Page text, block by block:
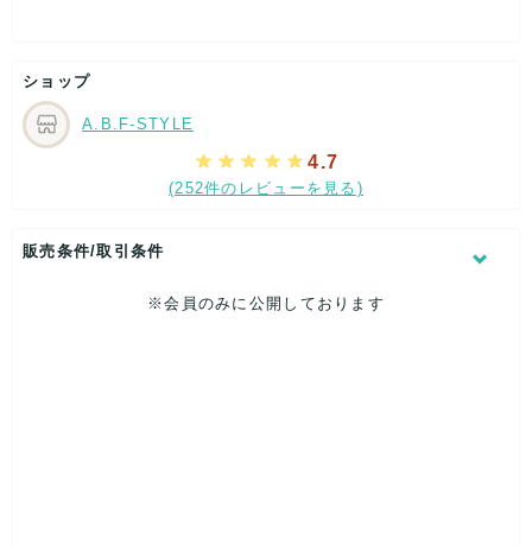
5
ショップ
A.B.F-STYLE
4.7
(252件のレビューを見る)
販売条件/取引条件
※会員のみに公開しております